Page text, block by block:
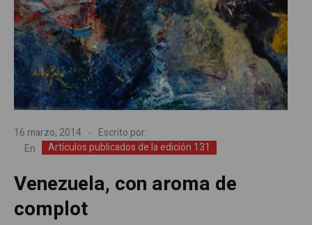
16 marzo, 2014
Escrito por:
En
Artículos publicados de la edición 131
Venezuela, con aroma de
complot